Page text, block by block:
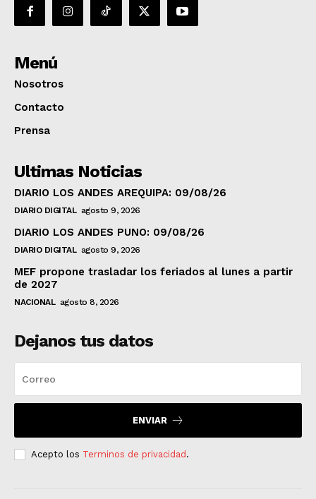
Menú
Nosotros
Contacto
Prensa
Ultimas Noticias
DIARIO LOS ANDES AREQUIPA: 09/08/26
DIARIO DIGITAL agosto 9, 2026
DIARIO LOS ANDES PUNO: 09/08/26
DIARIO DIGITAL agosto 9, 2026
MEF propone trasladar los feriados al lunes a partir
de 2027
NACIONAL agosto 8, 2026
Dejanos tus datos
ENVIAR
Acepto los Terminos de privacidad .